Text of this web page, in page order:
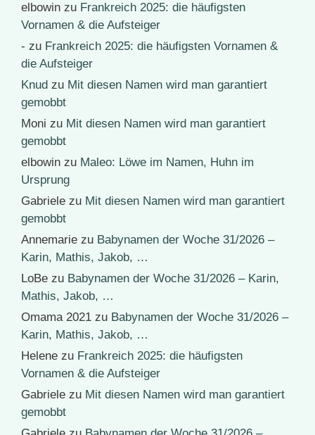
elbowin zu Frankreich 2025: die häufigsten
Vornamen & die Aufsteiger
- zu Frankreich 2025: die häufigsten Vornamen &
die Aufsteiger
Knud zu Mit diesen Namen wird man garantiert
gemobbt
Moni zu Mit diesen Namen wird man garantiert
gemobbt
elbowin zu Maleo: Löwe im Namen, Huhn im
Ursprung
Gabriele zu Mit diesen Namen wird man garantiert
gemobbt
Annemarie zu Babynamen der Woche 31/2026 –
Karin, Mathis, Jakob, …
LoBe zu Babynamen der Woche 31/2026 – Karin,
Mathis, Jakob, …
Omama 2021 zu Babynamen der Woche 31/2026 –
Karin, Mathis, Jakob, …
Helene zu Frankreich 2025: die häufigsten
Vornamen & die Aufsteiger
Gabriele zu Mit diesen Namen wird man garantiert
gemobbt